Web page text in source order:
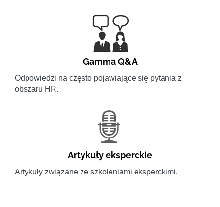
Gamma Q&A
Odpowiedzi na często pojawiające się pytania z
obszaru HR.
Artykuły eksperckie
Artykuły związane ze szkoleniami eksperckimi.